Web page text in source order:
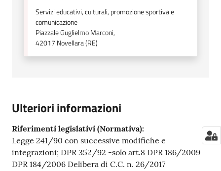
Servizi educativi, culturali, promozione sportiva e
comunicazione
Piazzale Guglielmo Marconi,
42017 Novellara (RE)
Ulteriori informazioni
Riferimenti legislativi (Normativa):
Legge 241/90 con successive modifiche e
integrazioni; DPR 352/92 -solo art.8 DPR 186/2009
DPR 184/2006 Delibera di C.C. n. 26/2017